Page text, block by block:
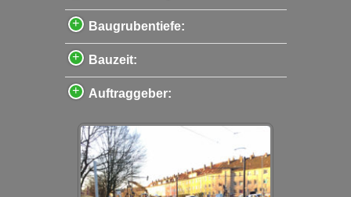
Baugrubentiefe:
Bauzeit:
Auftraggeber: